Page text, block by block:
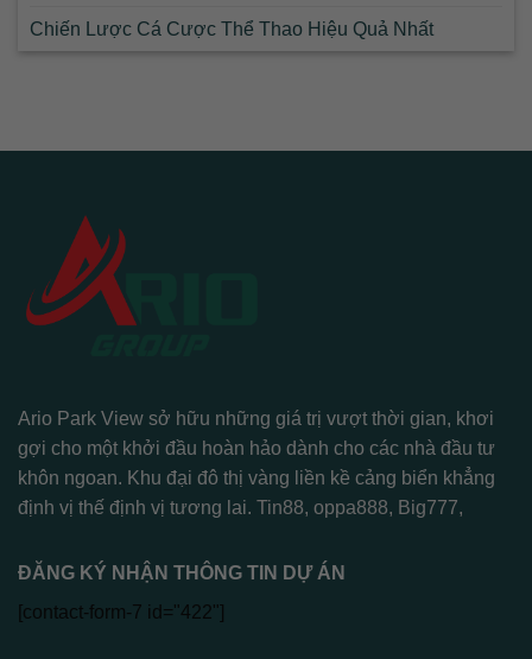
Chiến Lược Cá Cược Thể Thao Hiệu Quả Nhất
Ario Park View sở hữu những giá trị vượt thời gian, khơi
gợi cho một khởi đầu hoàn hảo dành cho các nhà đầu tư
khôn ngoan. Khu đại đô thị vàng liền kề cảng biển khẳng
định vị thế định vị tương lai. Tin88, oppa888, Big777,
ĐĂNG KÝ NHẬN THÔNG TIN DỰ ÁN
[contact-form-7 id="422"]